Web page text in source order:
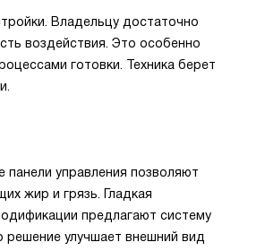
Владельцу достаточно
воздействия. Это особенно
готовки. Техника берет
управления позволяют
жир и грязь. Гладкая
предлагают систему
решение улучшает внешний вид